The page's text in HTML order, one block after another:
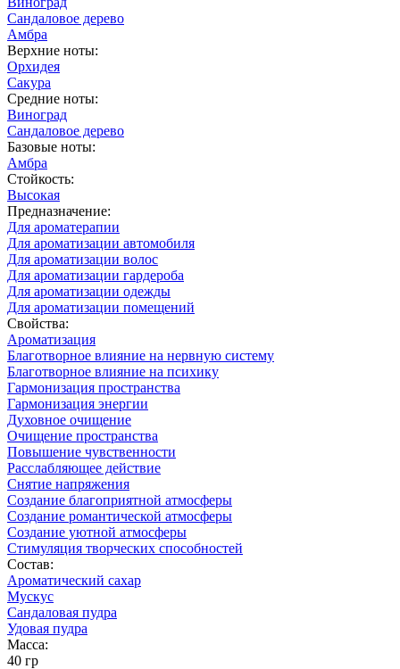
Сандаловое дерево
Амбра
Верхние ноты:
Орхидея
Сакура
Средние ноты:
Виноград
Сандаловое дерево
Базовые ноты:
Амбра
Стойкость:
Высокая
Предназначение:
Для ароматерапии
Для ароматизации автомобиля
Для ароматизации волос
Для ароматизации гардероба
Для ароматизации одежды
Для ароматизации помещений
Свойства:
Ароматизация
Благотворное влияние на нервную систему
Благотворное влияние на психику
Гармонизация пространства
Гармонизация энергии
Духовное очищение
Очищение пространства
Повышение чувственности
Расслабляющее действие
Снятие напряжения
Создание благоприятной атмосферы
Создание романтической атмосферы
Создание уютной атмосферы
Стимуляция творческих способностей
Состав:
Ароматический сахар
Мускус
Сандаловая пудра
Удовая пудра
Масса:
40 гр